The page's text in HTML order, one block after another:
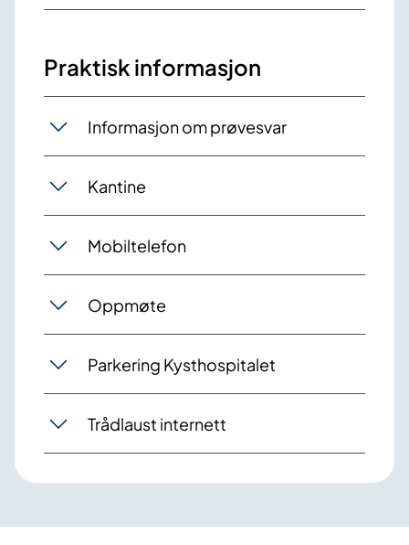
Praktisk informasjon
Informasjon om prøvesvar
Kantine
Mobiltelefon
Oppmøte
Parkering Kysthospitalet
Trådlaust internett